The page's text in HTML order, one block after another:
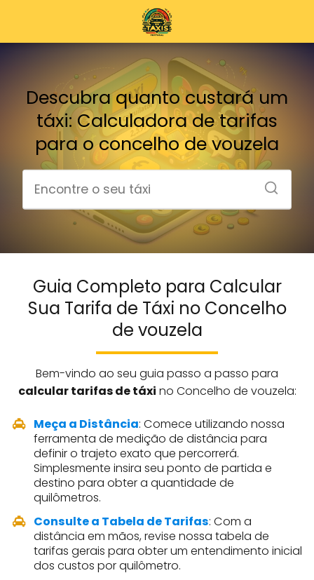
Descubra quanto custará um
táxi: Calculadora de tarifas
para o concelho de vouzela
Guia Completo para Calcular
Sua Tarifa de Táxi no Concelho
de vouzela
Bem-vindo ao seu guia passo a passo para
calcular tarifas de táxi no Concelho de vouzela:
Meça a Distância: Comece utilizando nossa
ferramenta de medição de distância para
definir o trajeto exato que percorrerá.
Simplesmente insira seu ponto de partida e
destino para obter a quantidade de
quilômetros.
Consulte a Tabela de Tarifas: Com a
distância em mãos, revise nossa tabela de
tarifas gerais para obter um entendimento inicial
dos custos por quilômetro.